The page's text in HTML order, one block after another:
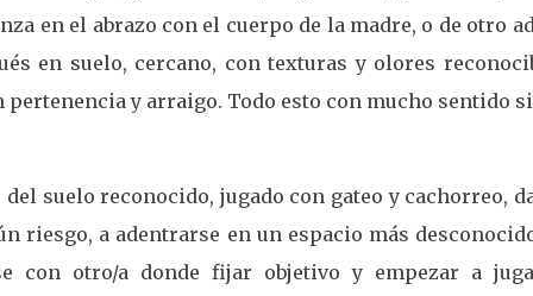
en el abrazo con el cuerpo de la madre, o de otro
en suelo, cercano, con texturas y olores
pertenencia y arraigo. Todo esto con mucho sentido
suelo reconocido, jugado con gateo y cachorreo,
riesgo, a adentrarse en un espacio más
con otro/a donde fijar objetivo y empezar a